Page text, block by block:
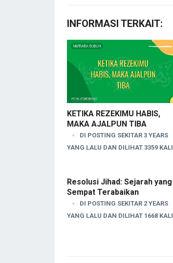
INFORMASI TERKAIT:
KETIKA REZEKIMU HABIS,
MAKA AJALPUN TIBA
DI POSTING SEKITAR 3 YEARS
YANG LALU DAN DILIHAT 3359 KALI
Resolusi Jihad: Sejarah yang
Sempat Terabaikan
DI POSTING SEKITAR 2 YEARS
YANG LALU DAN DILIHAT 1668 KALI